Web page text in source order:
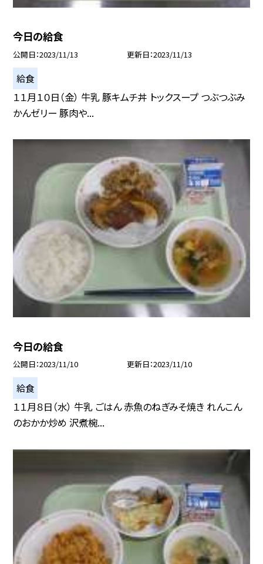
今日の給食
公開日 2023/11/13 更新日 2023/11/13
給食
１１月１０日（金） 牛乳 豚キムチ丼 トックスープ つぶつぶみ
かんゼリー 豚肉や...
今日の給食
公開日 2023/11/10 更新日 2023/11/10
給食
１１月８日（水） 牛乳 ごはん 赤魚のねぎみそ焼き れんこん
のおかか炒め 沢煮椀...